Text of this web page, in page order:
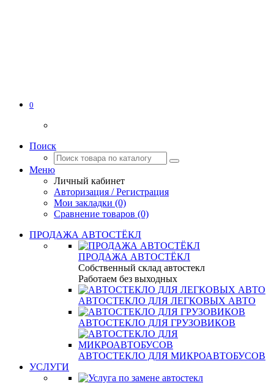
0
Поиск
Меню
Личный кабинет
Авторизация / Регистрация
Мои закладки (0)
Сравнение товаров (0)
ПРОДАЖА АВТОСТЁКЛ
ПРОДАЖА АВТОСТЁКЛ
Собственный склад автостекл
Работаем без выходных
АВТОСТЕКЛО ДЛЯ ЛЕГКОВЫХ АВТО
АВТОСТЕКЛО ДЛЯ ГРУЗОВИКОВ
АВТОСТЕКЛО ДЛЯ МИКРОАВТОБУСОВ
УСЛУГИ